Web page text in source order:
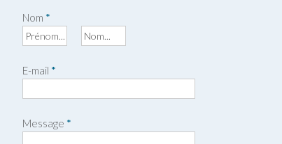
Nom *
é
E-mail *
Message *